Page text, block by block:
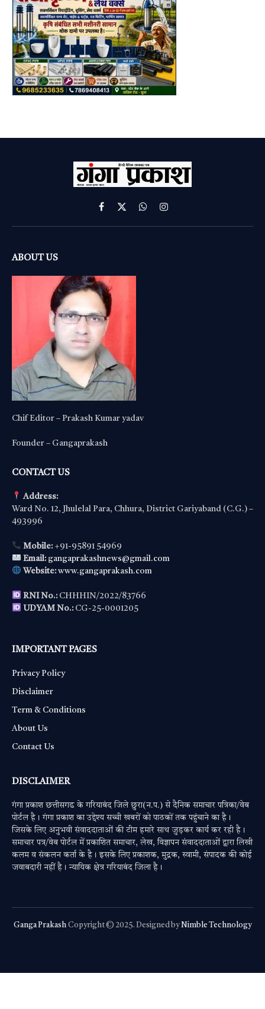
Facebook
X
(Twitter)
WhatsAppInstagram
ABOUT US
Chif Editor – Prakash Kumar yadav
Founder – Gangaprakash
CONTACT US
Address:
Ward No. 12, Jhulelal Para, Chhura, District Gariyaband (C.G.) –
493996
Mobile:+91-95891 54969
Email: gangaprakashnews@gmail.com
Website: www.gangaprakash.com
RNI No.:CHHHIN/2022/83766
UDYAM No.:CG-25-0001205
IMPORTANT PAGES
Privacy Policy
Disclaimer
Term & Conditions
About Us
Contact Us
DISCLAIMER
गंगा प्रकाश छत्तीसगढ के गरियाबंद जिले छुरा(न.प.) से दैनिक समाचार पत्रिका/वेब
पोर्टल है। गंगा प्रकाश का उद्देश्य सच्ची खबरों को पाठकों तक पहुंचाने का है।
जिसके लिए अनुभवी संवाददाताओं की टीम हमारे साथ जुड़कर कार्य कर रही है।
समाचार पत्र/वेब पोर्टल में प्रकाशित समाचार, लेख, विज्ञापन संवाददाताओं द्वारा लिखी
कलम व संकलन कर्ता के है। इसके लिए प्रकाशक, मुद्रक, स्वामी, संपादक की कोई
जवाबदारी नहीं है। न्यायिक क्षेत्र गरियाबंद जिला है।
Ganga Prakash Copyright © 2025. Designed byNimble Technology